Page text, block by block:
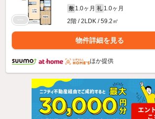
敷 1.0ヶ月 礼 1.0ヶ月
2階 / 2LDK / 59.2㎡
物件詳細を見る
ほか提供